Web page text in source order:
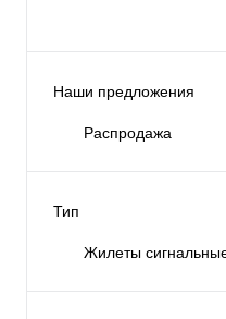
Наши предложения
Распродажа
Тип
Жилеты